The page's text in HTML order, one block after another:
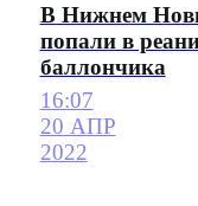
В Нижнем
попали в
баллончика
16:07
20 АПР
2022